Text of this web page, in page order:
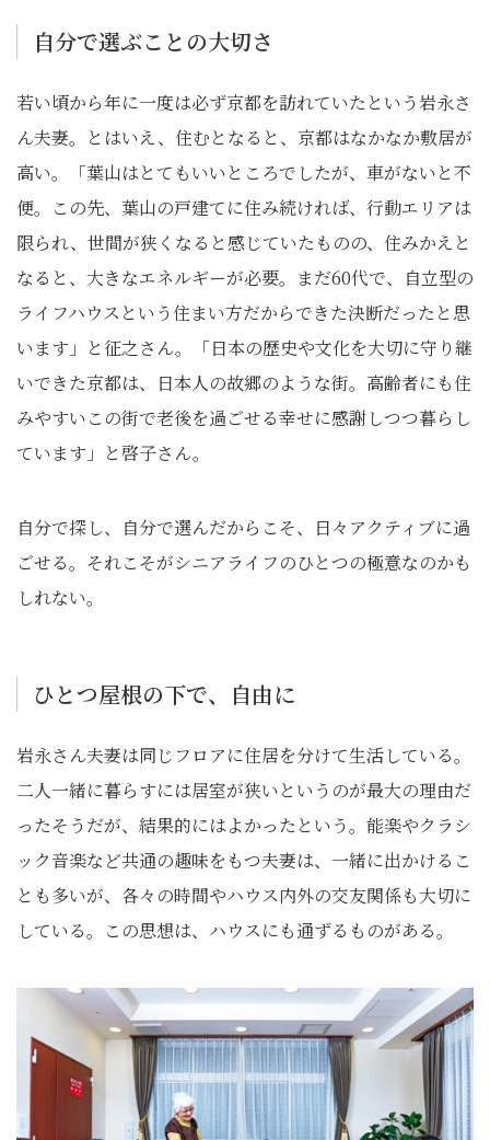
自分で選ぶことの大切さ
若い頃から年に一度は必ず京都を訪れていたという岩永さ
ん夫妻。とはいえ、住むとなると、京都はなかなか敷居が
高い。「葉山はとてもいいところでしたが、車がないと不
便。この先、葉山の戸建てに住み続ければ、行動エリアは
限られ、世間が狭くなると感じていたものの、住みかえと
なると、大きなエネルギーが必要。まだ60代で、自立型の
ライフハウスという住まい方だからできた決断だったと思
います」と征之さん。「日本の歴史や文化を大切に守り継
いできた京都は、日本人の故郷のような街。高齢者にも住
みやすいこの街で老後を過ごせる幸せに感謝しつつ暮らし
ています」と啓子さん。
自分で探し、自分で選んだからこそ、日々アクティブに過
ごせる。それこそがシニアライフのひとつの極意なのかも
しれない。
ひとつ屋根の下で、自由に
岩永さん夫妻は同じフロアに住居を分けて生活している。
二人一緒に暮らすには居室が狭いというのが最大の理由だ
ったそうだが、結果的にはよかったという。能楽やクラシ
ック音楽など共通の趣味をもつ夫妻は、一緒に出かけるこ
とも多いが、各々の時間やハウス内外の交友関係も大切に
している。この思想は、ハウスにも通ずるものがある。